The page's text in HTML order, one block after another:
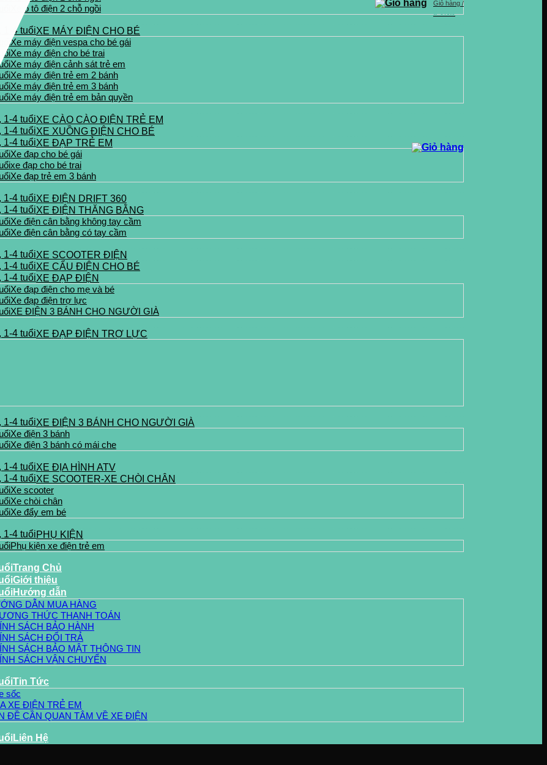
Giỏ hàng /
0VND
Xe ô tô điện 2 chỗ ngồi
XE MÁY ĐIỆN CHO BÉ
Xe máy điện vespa cho bé gái
Xe máy điện cho bé trai
Xe máy điện cảnh sát trẻ em
Xe máy điện trẻ em 2 bánh
Xe máy điện trẻ em 3 bánh
Xe máy điện trẻ em bản quyền
XE CÀO CÀO ĐIỆN TRẺ EM
XE XUỒNG ĐIỆN CHO BÉ
XE ĐẠP TRẺ EM
Xe đạp cho bé gái
xe đạp cho bé trai
Xe đạp trẻ em 3 bánh
XE ĐIỆN DRIFT 360
XE ĐIỆN THĂNG BẰNG
Xe điện cân bằng không tay cầm
Xe điện cân bằng có tay cầm
XE SCOOTER ĐIỆN
XE CẨU ĐIỆN CHO BÉ
XE ĐẠP ĐIỆN
Xe đạp điện cho mẹ và bé
Xe đạp điện trợ lực
XE ĐIỆN 3 BÁNH CHO NGƯỜI GIÀ
XE ĐẠP ĐIỆN TRỢ LỰC
XE ĐIỆN 3 BÁNH CHO NGƯỜI GIÀ
Xe điện 3 bánh
Xe điện 3 bánh có mái che
XE ĐỊA HÌNH ATV
XE SCOOTER-XE CHÒI CHÂN
Xe scooter
Xe chòi chân
Xe đẩy em bé
PHỤ KIỆN
Phụ kiện xe điện trẻ em
Trang Chủ
Giới thiệu
Hướng dẫn
DẪN MUA HÀNG
THỨC THANH TOÁN
SÁCH BẢO HÀNH
SÁCH ĐỔI TRẢ
SÁCH BẢO MẬT THÔNG TIN
SÁCH VẬN CHUYỂN
Tin Tức
sốc
XE ĐIỆN TRẺ EM
ĐỀ CẦN QUAN TÂM VỀ XE ĐIỆN
Liên Hệ